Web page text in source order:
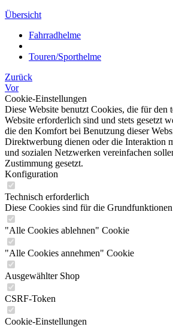
Übersicht
Fahrradhelme
Touren/Sporthelme
Zurück
Vor
Cookie-Einstellungen
Diese Website benutzt Cookies, die für den
Website erforderlich sind und stets gesetzt
die den Komfort bei Benutzung dieser
Direktwerbung dienen oder die Interaktion
und sozialen Netzwerken vereinfachen
Zustimmung gesetzt.
Konfiguration
Technisch erforderlich
Diese Cookies sind für die
"Alle Cookies ablehnen" Cookie
"Alle Cookies annehmen" Cookie
Ausgewählter Shop
CSRF-Token
Cookie-Einstellungen